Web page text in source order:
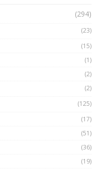
(294)
(23)
(15)
(1)
(2)
(2)
(125)
(17)
(51)
(36)
(19)